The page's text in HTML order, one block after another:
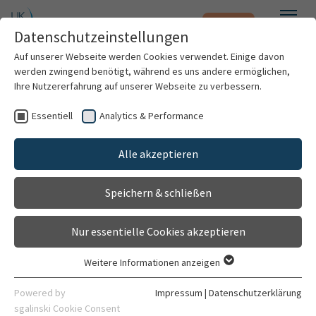
Zum Hauptinhalt springen Notfall
Patienten & Besucher
Kliniken & Institute
Forschung
Karriere
Dr. med. sci. Cosima Engerer
Fachärztin
Klinik für Allgemein-, Viszeral- und
Datenschutzeinstellungen
Auf unserer Webseite werden Cookies verwendet. Einige davon
werden zwingend benötigt, während es uns andere ermöglichen,
Ihre Nutzererfahrung auf unserer Webseite zu verbessern.
Essentiell Analytics & Performance
Alle akzeptieren
Speichern & schließen
Nur essentielle Cookies akzeptieren
Essentielle Cookies werden für grundlegende Funktionen der
Webseite benötigt. Dadurch ist gewährleistet, dass die
Weitere Informationen anzeigen
Powered by
sgalinski Cookie Consent
Impressum | Datenschutzerklärung